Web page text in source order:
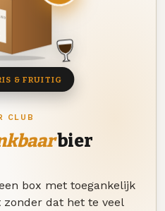
CLUB
bier
box met toegankelijk
dat het te veel
& FRUITIG